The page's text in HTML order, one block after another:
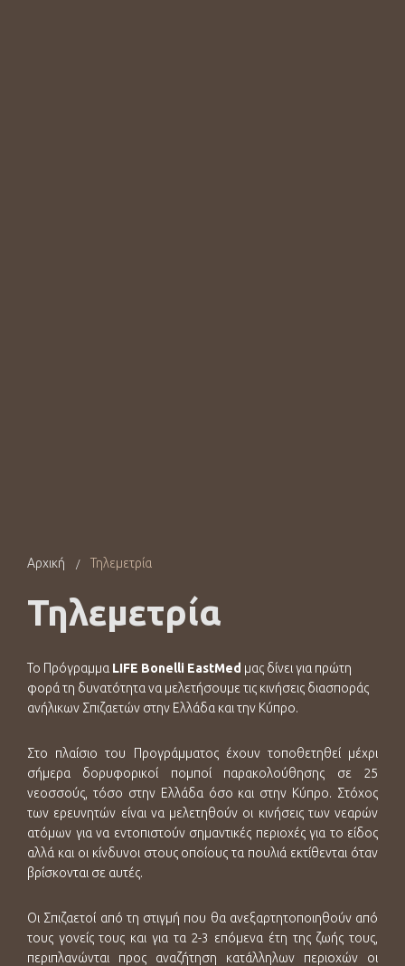
Αρχική / Τηλεμετρία
Τηλεμετρία
Το Πρόγραμμα LIFE Bonelli EastMed μας δίνει για πρώτη
φορά τη δυνατότητα να μελετήσουμε τις κινήσεις διασποράς
ανήλικων Σπιζαετών στην Ελλάδα και την Κύπρο.
Στο πλαίσιο του Προγράμματος έχουν τοποθετηθεί μέχρι
σήμερα δορυφορικοί πομποί παρακολούθησης σε 25
νεοσσούς, τόσο στην Ελλάδα όσο και στην Κύπρο. Στόχος
των ερευνητών είναι να μελετηθούν οι κινήσεις των νεαρών
ατόμων για να εντοπιστούν σημαντικές περιοχές για το είδος
αλλά και οι κίνδυνοι στους οποίους τα πουλιά εκτίθενται όταν
βρίσκονται σε αυτές.
Οι Σπιζαετοί από τη στιγμή που θα ανεξαρτητοποιηθούν από
τους γονείς τους και για τα 2-3 επόμενα έτη της ζωής τους,
περιπλανώνται προς αναζήτηση κατάλληλων περιοχών οι